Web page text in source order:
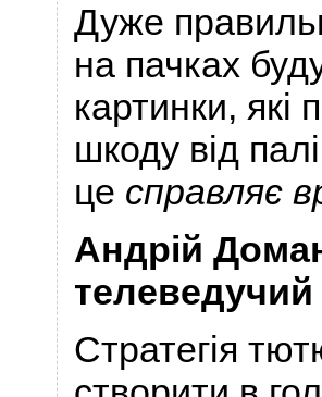
Дуже
на пачках
картинки, які
шкоду від
це справляє
Андрій
телеведучий
Стратегія